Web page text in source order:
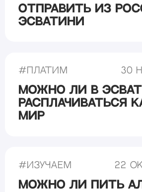
отправить из
Эсватини
# Платим 30
Можно ли в
расплачиваться
Мир
#Изучаем 22
Можно ли пить